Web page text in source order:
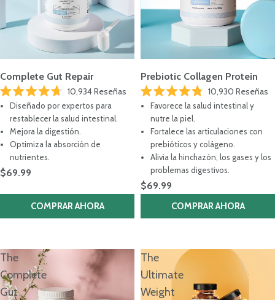
Complete Gut Repair
Calificado
4.7
estrellas
10,934Reseñas
Diseñado por expertos para
restablecer la salud intestinal.
Mejora la digestión.
Optimiza la absorción de
nutrientes.
$69.99
COMPRAR AHORA
Prebiotic Collagen Protein
Calificado
4.8
estrellas
10,930 Reseñas
Favorece la salud intestinal y
nutre la piel.
Fortalece las articulaciones con
prebióticos y colágeno.
Alivia la hinchazón, los gases y los
problemas digestivos.
$69.99
COMPRAR AHORA
¿No sabes por dónde empezar?
The
Complete
Gut
The
Ultimate
Weight